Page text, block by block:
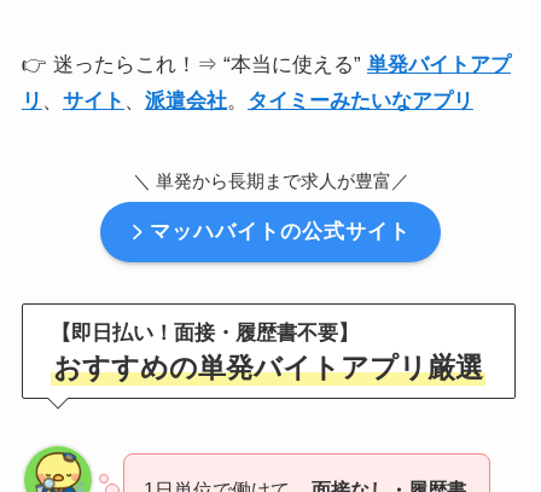
👉 迷ったらこれ！⇒ “本当に使える” 単発バイトアプ
リ 、 サイト 、 派遣会社。 タイミーみたいなアプリ
＼ 単発から長期まで求人が豊富 ／
マッハバイトの公式サイト
【即日払い！面接・履歴書不要】
おすすめの単発バイトアプリ厳選